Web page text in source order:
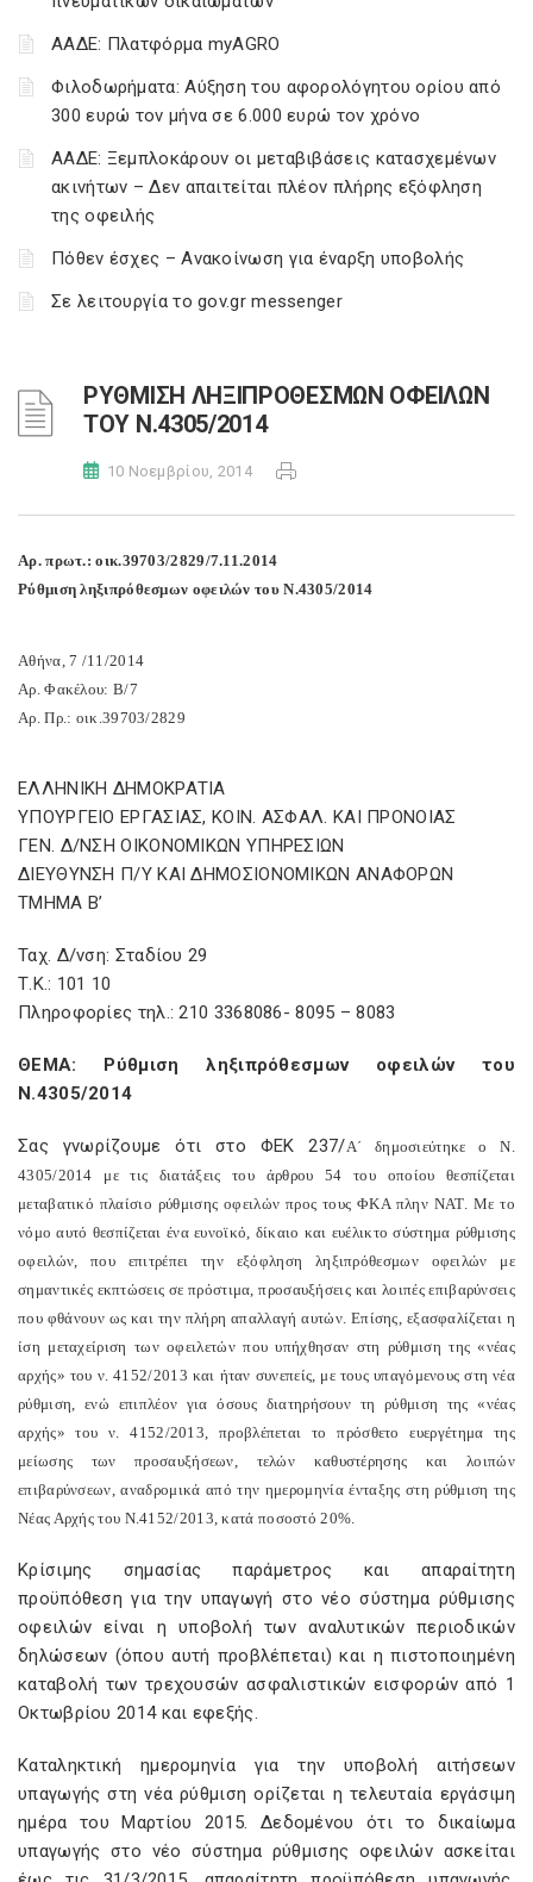
ΑΑΔΕ: Πλατφόρμα myAGRO
Φιλοδωρήματα: Αύξηση του αφορολόγητου ορίου από
300 ευρώ τον μήνα σε 6.000 ευρώ τον χρόνο
ΑΑΔΕ: Ξεμπλοκάρουν οι μεταβιβάσεις κατασχεμένων
ακινήτων – Δεν απαιτείται πλέον πλήρης εξόφληση
της οφειλής
Πόθεν έσχες – Ανακοίνωση για έναρξη υποβολής
Σε λειτουργία το gov.gr messenger
ΡΥΘΜΙΣΗ ΛΗΞΙΠΡΟΘΕΣΜΩΝ ΟΦΕΙΛΩΝ
ΤΟΥ Ν.4305/2014
10 Νοεμβρίου, 2014
Αρ. πρωτ.: οικ.39703/2829/7.11.2014
Ρύθμιση ληξιπρόθεσμων οφειλών του Ν.4305/2014
Αθήνα, 7 /11/2014
Αρ. Φακέλου: Β/7
Αρ. Πρ.: οικ.39703/2829
ΕΛΛΗΝΙΚΗ ΔΗΜΟΚΡΑΤΙΑ
ΥΠΟΥΡΓΕΙΟ ΕΡΓΑΣΙΑΣ, ΚΟΙΝ. ΑΣΦΑΛ. ΚΑΙ ΠΡΟΝΟΙΑΣ
ΓΕΝ. Δ/ΝΣΗ ΟΙΚΟΝΟΜΙΚΩΝ ΥΠΗΡΕΣΙΩΝ
ΔΙΕΥΘΥΝΣΗ Π/Υ ΚΑΙ ΔΗΜΟΣΙΟΝΟΜΙΚΩΝ ΑΝΑΦΟΡΩΝ
ΤΜΗΜΑ Β’
Ταχ. Δ/νση: Σταδίου 29
Τ.Κ.: 101 10
Πληροφορίες τηλ.: 210 3368086- 8095 – 8083
ΘΕΜΑ: Ρύθμιση ληξιπρόθεσμων οφειλών του
Ν.4305/2014
Σας γνωρίζουμε ότι στο ΦΕΚ 237/A΄ δημοσιεύτηκε ο Ν.
4305/2014 με τις διατάξεις του άρθρου 54 του οποίου θεσπίζεται
μεταβατικό πλαίσιο ρύθμισης οφειλών προς τους ΦΚΑ πλην ΝΑΤ. Με το
νόμο αυτό θεσπίζεται ένα ευνοϊκό, δίκαιο και ευέλικτο σύστημα ρύθμισης
οφειλών, που επιτρέπει την εξόφληση ληξιπρόθεσμων οφειλών με
σημαντικές εκπτώσεις σε πρόστιμα, προσαυξήσεις και λοιπές επιβαρύνσεις
που φθάνουν ως και την πλήρη απαλλαγή αυτών. Επίσης, εξασφαλίζεται η
ίση μεταχείριση των οφειλετών που υπήχθησαν στη ρύθμιση της «νέας
αρχής» του ν. 4152/2013 και ήταν συνεπείς, με τους υπαγόμενους στη νέα
ρύθμιση, ενώ επιπλέον για όσους διατηρήσουν τη ρύθμιση της «νέας
αρχής» του ν. 4152/2013, προβλέπεται το πρόσθετο ευεργέτημα της
μείωσης των προσαυξήσεων, τελών καθυστέρησης και λοιπών
επιβαρύνσεων, αναδρομικά από την ημερομηνία ένταξης στη ρύθμιση της
Νέας Αρχής του Ν.4152/2013, κατά ποσοστό 20%.
Κρίσιμης σημασίας παράμετρος και απαραίτητη
προϋπόθεση για την υπαγωγή στο νέο σύστημα ρύθμισης
οφειλών είναι η υποβολή των αναλυτικών περιοδικών
δηλώσεων (όπου αυτή προβλέπεται) και η πιστοποιημένη
καταβολή των τρεχουσών ασφαλιστικών εισφορών από 1
Οκτωβρίου 2014 και εφεξής.
Καταληκτική ημερομηνία για την υποβολή αιτήσεων
υπαγωγής στη νέα ρύθμιση ορίζεται η τελευταία εργάσιμη
ημέρα του Μαρτίου 2015. Δεδομένου ότι το δικαίωμα
υπαγωγής στο νέο σύστημα ρύθμισης οφειλών ασκείται